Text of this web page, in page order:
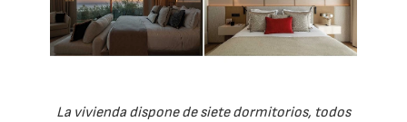
La vivienda dispone de siete dormitorios, todos